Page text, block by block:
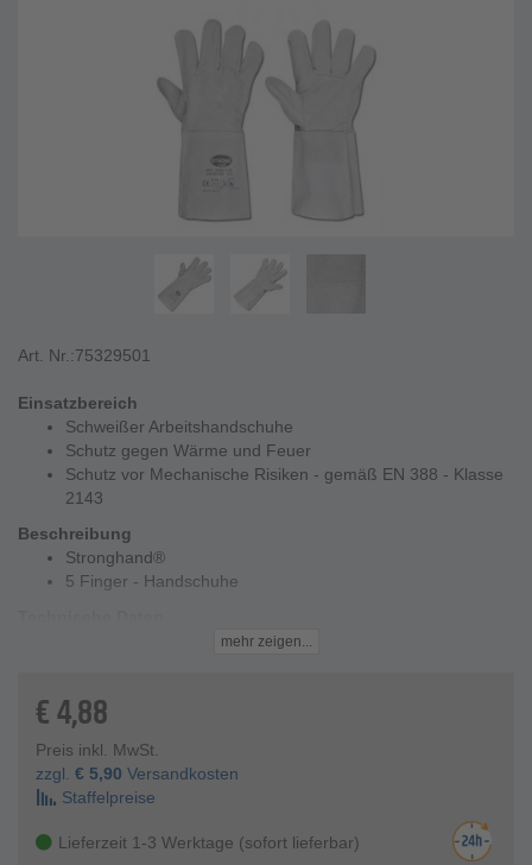
Art. Nr.:75329501
Einsatzbereich
Schweißer Arbeitshandschuhe
Schutz gegen Wärme und Feuer
Schutz vor Mechanische Risiken - gemäß EN 388 - Klasse
2143
Beschreibung
Stronghand®
5 Finger - Handschuhe
Material - Innenhand,Handrücken und Stulpe aus
Abriebfestigkeit -2
Weitereißwiderstand -4
Durchstichwiderstand - 3
Norm - DIN EN 12477 Ausführung A
Länge - ca. 35 cm
mehr zeigen...
€4,88
Preis inkl. MwSt.
zzgl. € 5,90 Versandkosten
Staffelpreise
Lieferzeit 1-3 Werktage (sofort lieferbar)